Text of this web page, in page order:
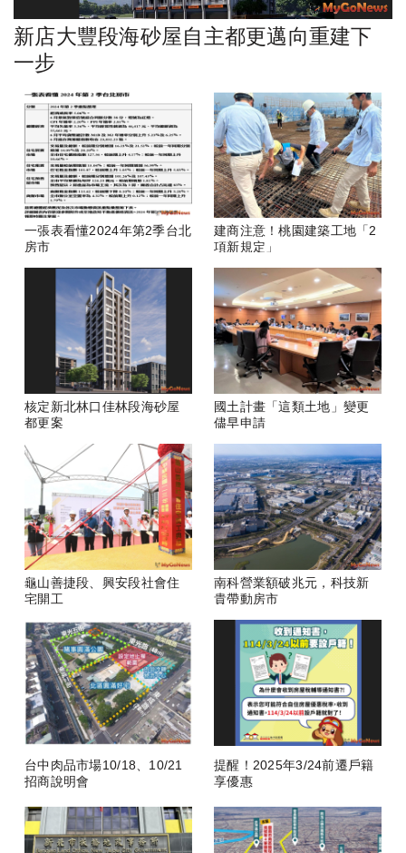
新店大豐段海砂屋自主都更邁向重建下
一步
一張表看懂2024年第2季台北
房市
建商注意！桃園建築工地「2
項新規定」
核定新北林口佳林段海砂屋
都更案
國土計畫「這類土地」變更
儘早申請
龜山善捷段、興安段社會住
宅開工
南科營業額破兆元，科技新
貴帶動房市
台中肉品市場10/18、10/21
招商說明會
提醒！2025年3/24前遷戶籍
享優惠